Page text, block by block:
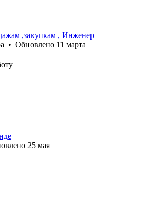
,закупкам , Инженер
• Обновлено 11 марта
25 мая